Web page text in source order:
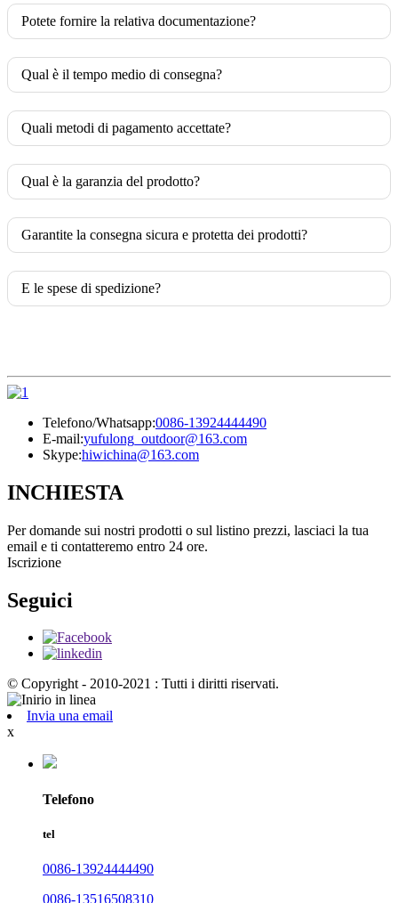
Potete fornire la relativa documentazione?
Qual è il tempo medio di consegna?
Quali metodi di pagamento accettate?
Qual è la garanzia del prodotto?
Garantite la consegna sicura e protetta dei prodotti?
E le spese di spedizione?
Telefono/Whatsapp:0086-13924444490
E-mail:yufulong_outdoor@163.com
Skype:hiwichina@163.com
INCHIESTA
Per domande sui nostri prodotti o sul listino prezzi, lasciaci la tua
email e ti contatteremo entro 24 ore.
Iscrizione
Seguici
© Copyright - 2010-2021 : Tutti i diritti riservati.
Invia una email
x
Telefono
tel
0086-13924444490
0086-13516508310